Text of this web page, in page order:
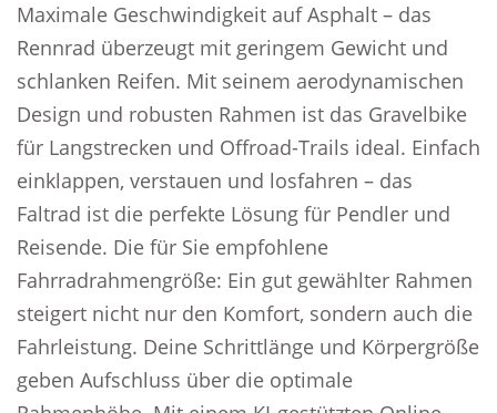
Maximale Geschwindigkeit auf Asphalt – das
Rennrad überzeugt mit geringem Gewicht und
schlanken Reifen. Mit seinem aerodynamischen
Design und robusten Rahmen ist das Gravelbike
für Langstrecken und Offroad-Trails ideal. Einfach
einklappen, verstauen und losfahren – das
Faltrad ist die perfekte Lösung für Pendler und
Reisende. Die für Sie empfohlene
Fahrradrahmengröße: Ein gut gewählter Rahmen
steigert nicht nur den Komfort, sondern auch die
Fahrleistung. Deine Schrittlänge und Körpergröße
geben Aufschluss über die optimale